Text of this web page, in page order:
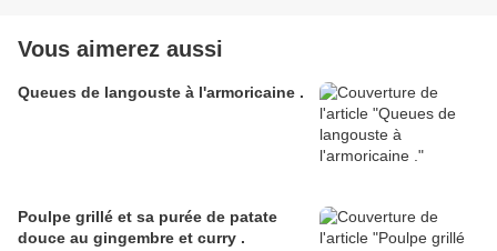
Vous aimerez aussi
Queues de langouste à l'armoricaine .
Poulpe grillé et sa purée de patate
douce au gingembre et curry .